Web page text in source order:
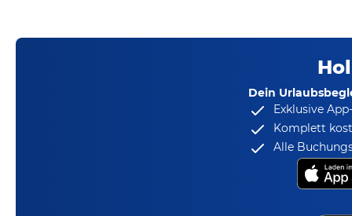
Dein
Exklusive
Komplett
Alle